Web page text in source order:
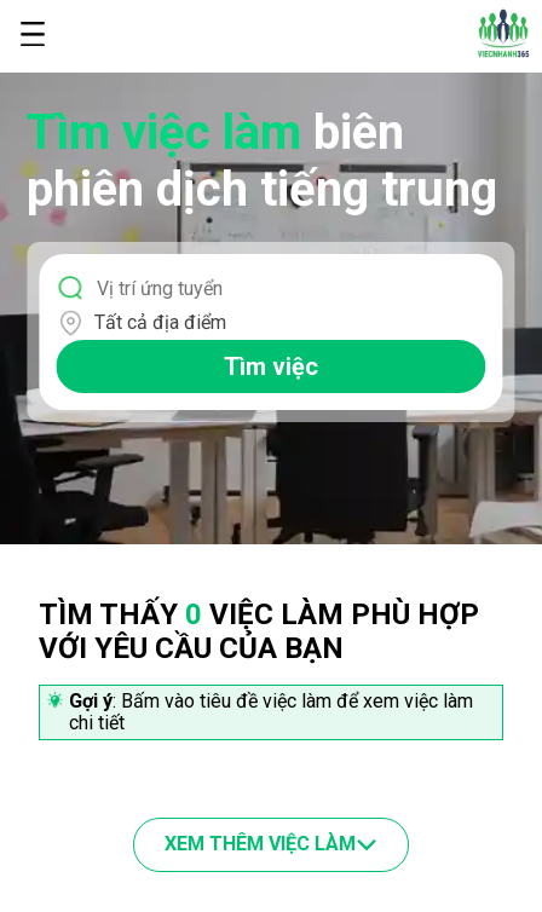
Tìm việc làm biên
phiên dịch tiếng trung
Tất cả địa điểm
Tìm việc
TÌM THẤY 0 VIỆC LÀM PHÙ HỢP
VỚI YÊU CẦU CỦA BẠN
Gợi ý: Bấm vào tiêu đề việc làm để xem việc làm
chi tiết
XEM THÊM VIỆC LÀM